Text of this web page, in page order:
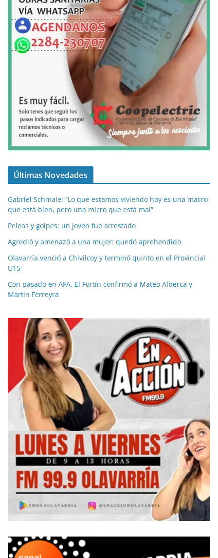
Últimas Novedades
Gabriel Schmale: “Lo que estamos viviendo hoy es una macro
que está bien, pero una micro que está mal”
Peleas y golpes: un joven fue arrestado
Agredió y amenazó a una mujer: quedó aprehendido
Olavarría venció a Chivilcoy y terminó quinto en el Provincial
U15
Con pasado en AFA, El Fortín confirmó a Mateo Alberca y
Martín Ferreyra